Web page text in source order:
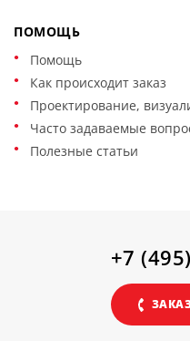
ПОМОЩЬ
Помощь
Как происходит заказ
Проектирование,
Часто задаваемые
Полезные статьи
+7